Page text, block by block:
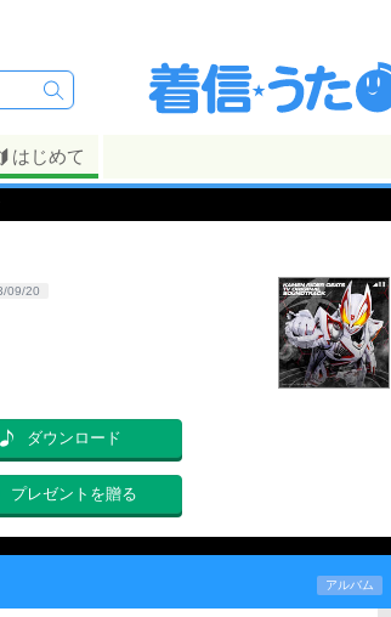
はじめて
09/20
ダウンロード
プレゼントを贈る
アルバム